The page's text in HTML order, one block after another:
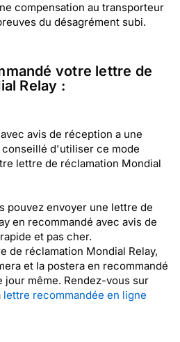
compensation au transporteur
du désagrément subi.
votre lettre de
Relay :
avis de réception a une
d'utiliser ce mode
lettre de réclamation Mondial
pouvez envoyer une lettre de
en recommandé avec avis de
et pas cher.
de réclamation Mondial Relay,
et la postera en recommandé
jour même. Rendez-vous sur
lettre recommandée en ligne